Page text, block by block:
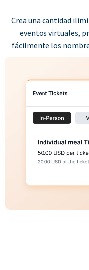
Crea una cantidad
eventos virtuales,
fácilmente los